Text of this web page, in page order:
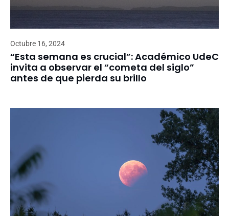
Octubre 16, 2024
“Esta semana es crucial”: Académico UdeC
invita a observar el “cometa del siglo”
antes de que pierda su brillo